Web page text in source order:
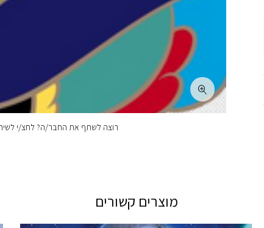
רוצה לשתף את החבר/ה? לחצ/י
מוצרים קשורים